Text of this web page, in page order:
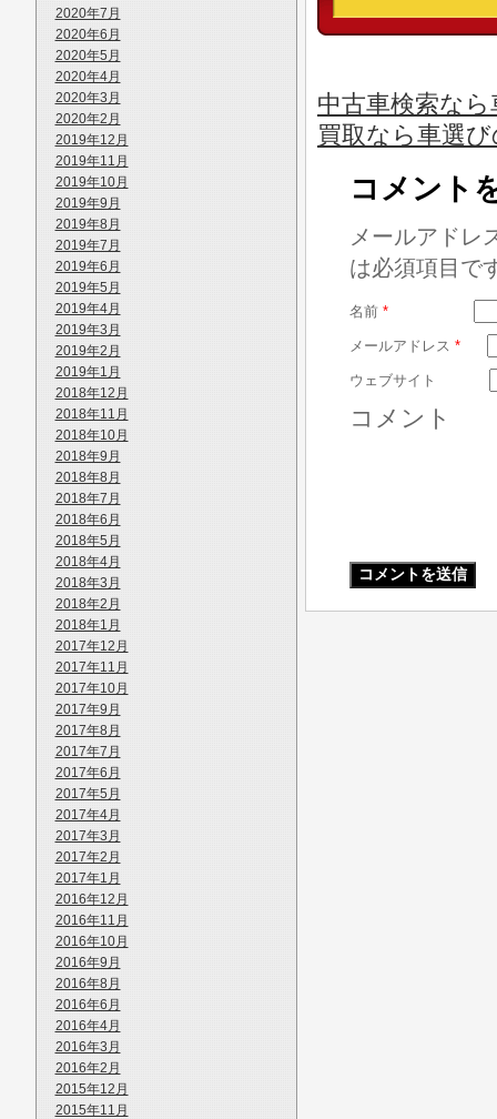
2020年7月
2020年6月
2020年5月
2020年4月
2020年3月
2020年2月
2019年12月
2019年11月
2019年10月
2019年9月
2019年8月
2019年7月
2019年6月
2019年5月
2019年4月
2019年3月
2019年2月
2019年1月
2018年12月
2018年11月
2018年10月
2018年9月
2018年8月
2018年7月
2018年6月
2018年5月
2018年4月
2018年3月
2018年2月
2018年1月
2017年12月
2017年11月
2017年10月
2017年9月
2017年8月
2017年7月
2017年6月
2017年5月
2017年4月
2017年3月
2017年2月
2017年1月
2016年12月
2016年11月
2016年10月
2016年9月
2016年8月
2016年6月
2016年4月
2016年3月
2016年2月
2015年12月
2015年11月
中古車検索な
買取なら車選
コメント
メールアドレ
は必須項目で
名前 *
メールアドレス *
ウェブサイト
コメント